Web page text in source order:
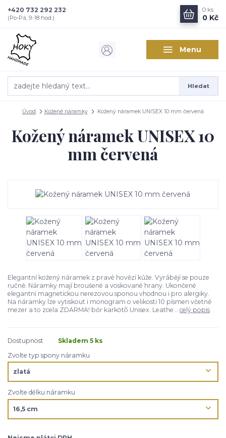
Menu
Hledat
+420 732 292 232
(Po-Pá, 9-18 hod.)
0 ks
0 Kč
Úvod Kožené náramky Kožený náramek UNISEX 10 mm červená
Kožený náramek UNISEX 10
mm červená
Elegantní kožený náramek z pravé hovězí kůže. Vyrábějí se pouze
ručně. Náramky mají broušené a voskované hrany. Ukončené
elegantní magnetickou nerezovou sponou vhodnou i pro alergiky.
Na náramky lze vytiskout i monogram o velikosti 10 písmen včetně
mezer a to zcela ZDARMA! bőr karkötõ Unisex. Leathe... celý popis
Dostupnost
Skladem 5 ks
Zvolte typ spony náramku
Zvolte délku náramku